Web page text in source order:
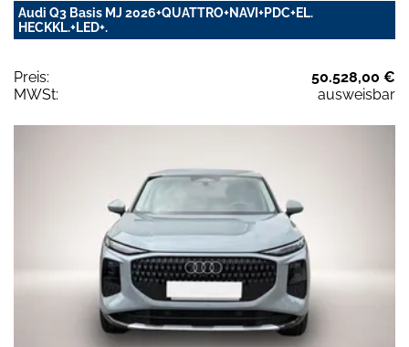
Audi Q3 Basis MJ 2026+QUATTRO+NAVI+PDC+EL.
HECKKL.+LED+.
Preis:
50.528,00 €
MWSt:
ausweisbar